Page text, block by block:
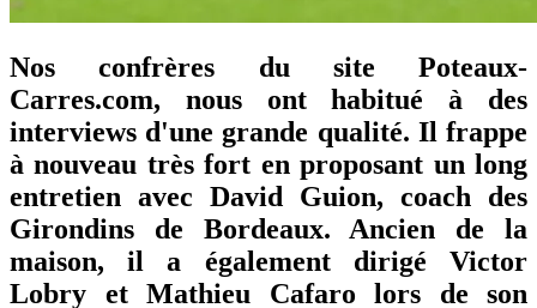
Nos confrères du site Poteaux-
Carres.com, nous ont habitué à des
interviews d'une grande qualité. Il frappe
à nouveau très fort en proposant un long
entretien avec David Guion, coach des
Girondins de Bordeaux. Ancien de la
maison, il a également dirigé Victor
Lobry et Mathieu Cafaro lors de son